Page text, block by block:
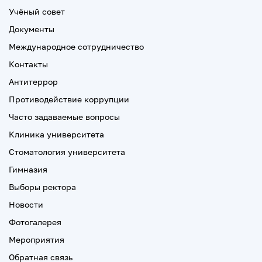
Учёный совет
Документы
Международное сотрудничество
Контакты
Антитеррор
Противодействие коррупции
Часто задаваемые вопросы
Клиника университета
Стоматология университета
Гимназия
Выборы ректора
Новости
Фотогалерея
Мероприятия
Обратная связь